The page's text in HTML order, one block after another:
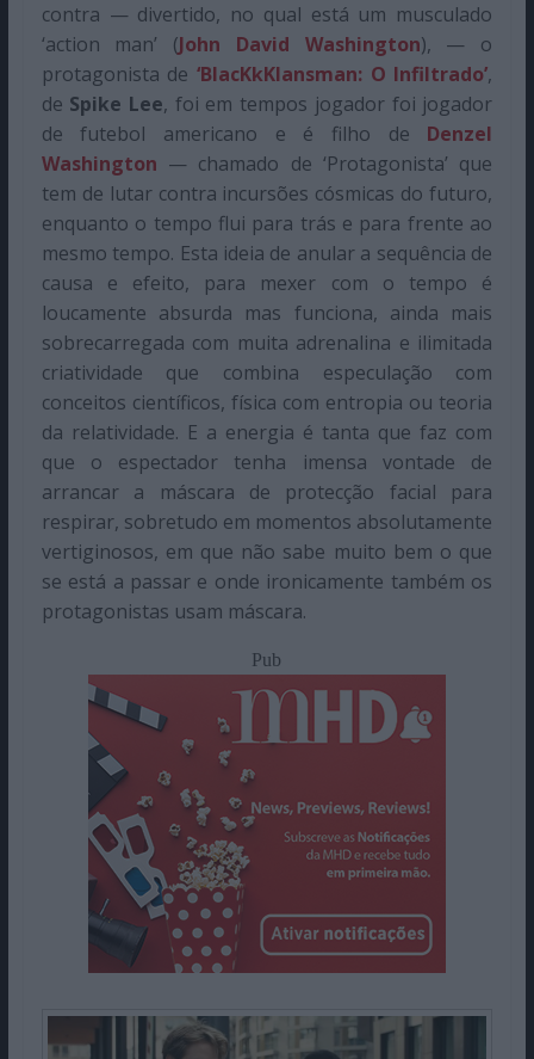
contra — divertido, no qual está um musculado
‘action man’ (John David Washington), — o
protagonista de ‘BlacKkKlansman: O Infiltrado’,
de Spike Lee, foi em tempos jogador foi jogador
de futebol americano e é filho de Denzel
Washington — chamado de ‘Protagonista’ que
tem de lutar contra incursões cósmicas do futuro,
enquanto o tempo flui para trás e para frente ao
mesmo tempo. Esta ideia de anular a sequência de
causa e efeito, para mexer com o tempo é
loucamente absurda mas funciona, ainda mais
sobrecarregada com muita adrenalina e ilimitada
criatividade que combina especulação com
conceitos científicos, física com entropia ou teoria
da relatividade. E a energia é tanta que faz com
que o espectador tenha imensa vontade de
arrancar a máscara de protecção facial para
respirar, sobretudo em momentos absolutamente
vertiginosos, em que não sabe muito bem o que
se está a passar e onde ironicamente também os
protagonistas usam máscara.
Pub